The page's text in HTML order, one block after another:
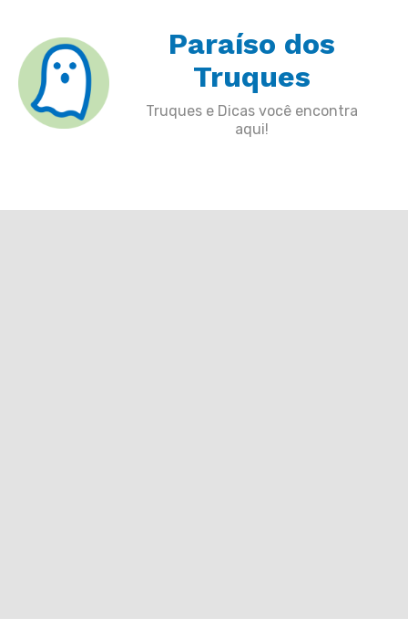
content
Paraíso dos
Truques
Truques e Dicas você encontra
aqui!